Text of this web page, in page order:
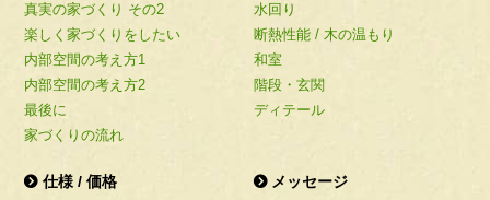
真実の家づくり その2
楽しく家づくりをしたい
内部空間の考え方1
内部空間の考え方2
最後に
家づくりの流れ
水回り
断熱性能 / 木の温もり
和室
階段・玄関
ディテール
仕様 / 価格 メッセージ